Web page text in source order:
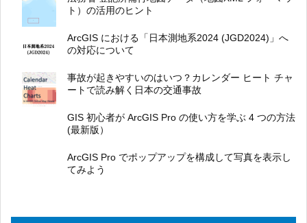
ト）の活用のヒント
ArcGIS における「日本測地系2024 (JGD2024)」へ
の対応について
事故が起きやすいのはいつ？カレンダー ヒート チャ
ートで読み解く日本の交通事故
GIS 初心者が ArcGIS Pro の使い方を学ぶ 4 つの方法
(最新版）
ArcGIS Pro でポップアップを構成して写真を表示し
てみよう